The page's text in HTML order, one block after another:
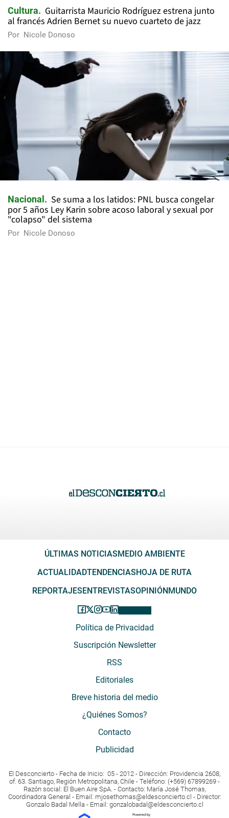
Cultura
Guitarrista Mauricio Rodríguez estrena junto
al francés Adrien Bernet su nuevo cuarteto de jazz
Por Nicole Donoso
Nacional
Se suma a los latidos: PNL busca congelar
por 5 años Ley Karin sobre acoso laboral y sexual por
"colapso" del sistema
Por Nicole Donoso
ÚLTIMAS NOTICIASMEDIO AMBIENTE
ACTUALIDADTENDENCIASHOJA DE RUTA
REPORTAJESENTREVISTASOPINIÓNMUNDO
Política de Privacidad
Suscripción Newsletter
RSS
Editoriales
Breve historia del medio
¿Quiénes Somos?
Contacto
Publicidad
El Desconcierto - Fecha de Inicio: 05 - 2012 - Dirección: Providencia 2608,
of. 63. Santiago, Región Metropolitana, Chile - Teléfono: (+569) 67899269 -
Razón social: El Buen Aire SpA. - Contacto: María José Thomas,
Coordinadora General - Email: mjosethomas@eldesconcierto.cl - Director:
Gonzalo Badal Mella - Email: gonzalobadal@eldesconcierto.cl